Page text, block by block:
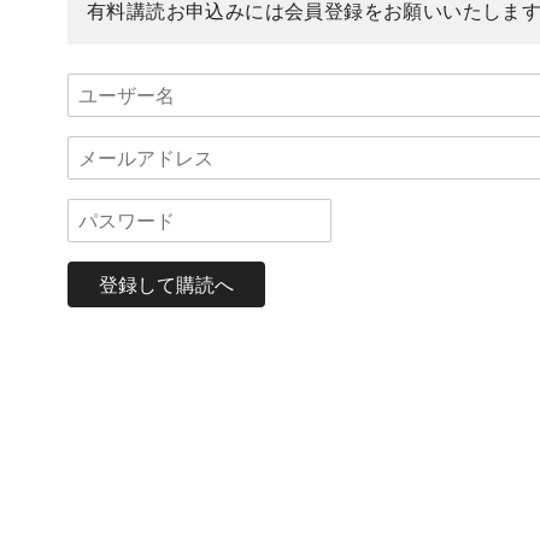
有料講読お申込みには会員登録をお願いいたしま
登録して購読へ